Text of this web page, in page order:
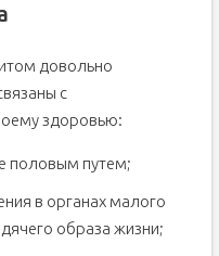
довольно
с
здоровью:
половым путем;
в органах малого
образа жизни;